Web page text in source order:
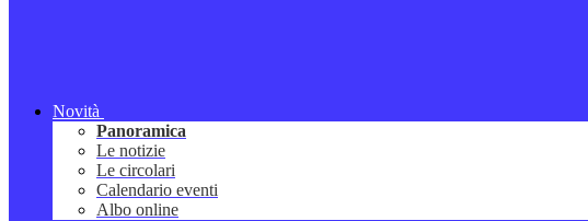
Novità
Panoramica
Le notizie
Le circolari
Calendario eventi
Albo online